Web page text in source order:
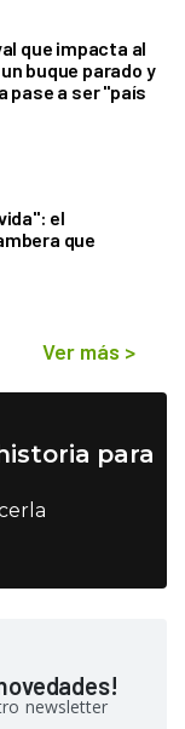
que impacta al
buque parado y
pase a ser "país
el
que
Ver más >
para
newsletter